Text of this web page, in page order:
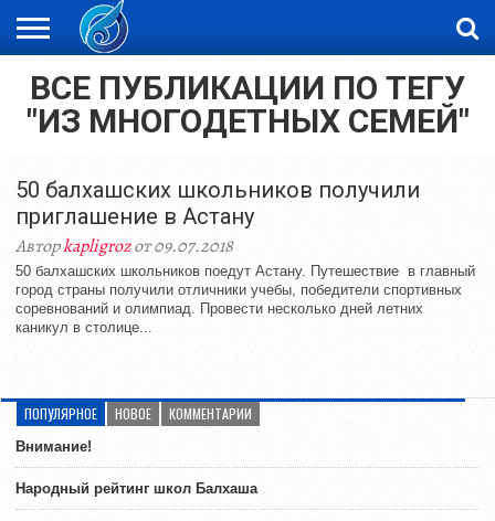
ЖАҢАЛЫҚТАР
НОВОСТИ
ВИДЕО
ФОТОРЕПОРТАЖИ
ОРКЕН
LIVETV
ВСЕ ПУБЛИКАЦИИ ПО ТЕГУ
"ИЗ МНОГОДЕТНЫХ СЕМЕЙ"
50 балхашских школьников получили
приглашение в Астану
Авторkapligrozот 09.07.2018
50 балхашских школьников поедут Астану. Путешествие в главный
город страны получили отличники учебы, победители спортивных
соревнований и олимпиад. Провести несколько дней летних
каникул в столице...
ПОПУЛЯРНОЕ НОВОЕ КОММЕНТАРИИ
Внимание!
Народный рейтинг школ Балхаша